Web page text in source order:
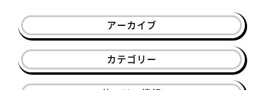
アーカイブ
カテゴリー